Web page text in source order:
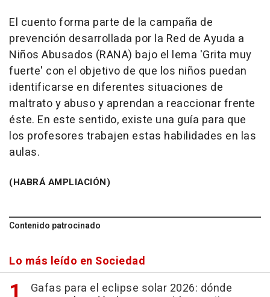
El cuento forma parte de la campaña de
prevención desarrollada por la Red de Ayuda a
Niños Abusados (RANA) bajo el lema 'Grita muy
fuerte' con el objetivo de que los niños puedan
identificarse en diferentes situaciones de
maltrato y abuso y aprendan a reaccionar frente
éste. En este sentido, existe una guía para que
los profesores trabajen estas habilidades en las
aulas.
(HABRÁ AMPLIACIÓN)
Contenido patrocinado
Lo más leído en Sociedad
Gafas para el eclipse solar 2026: dónde